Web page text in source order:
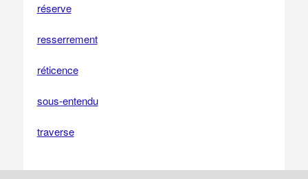
réserve
resserrement
réticence
sous-entendu
traverse